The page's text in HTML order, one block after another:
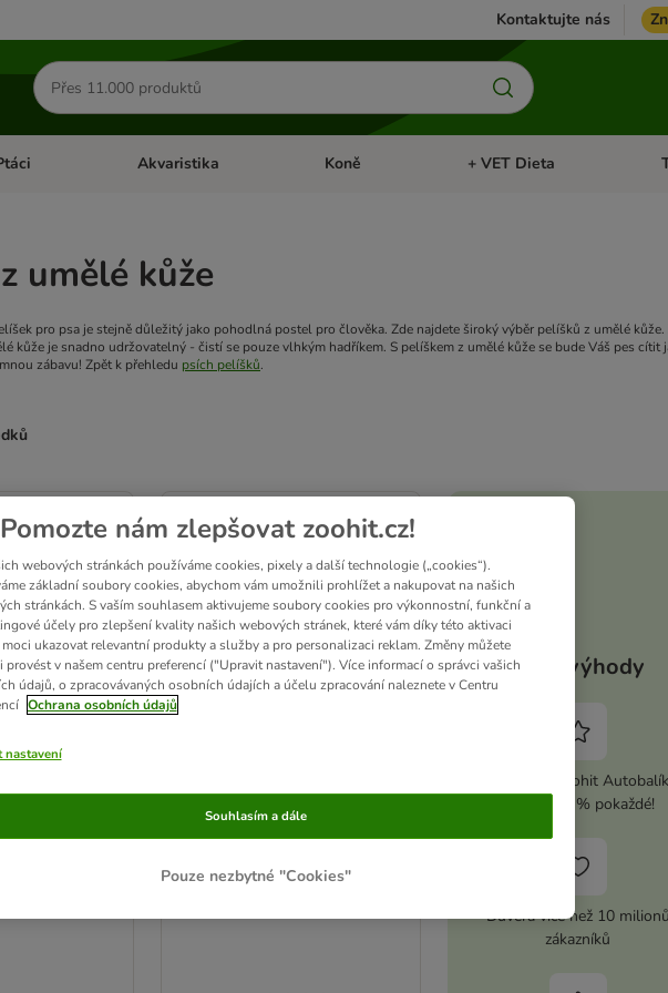
Kontaktujte nás
Hledat
produkty
menu: Malá zvířataOtevřít menu: Ptáci
Akvaristika Otevřít menu: Akvaristika
Koně Otevřít menu: Koně
+ VET Dieta
umělé kůže
pro psa je stejně důležitý jako pohodlná postel pro člověka. Zde najdete široký výběr pelíšků z umělé
kůže je snadno udržovatelný - čistí se pouze vlhkým hadříkem. S pelíškem z umělé kůže se bude Váš pes
zábavu! Zpět k přehledu psích pelíšků.
been changed
cm
3 možností
Vaše výhody
Aktivujte si zoohit
ušetřete 5 % pokaždé!
Důvěra více než 10 milionů
zákazníků
Pomozte nám zlepšovat zoohit.cz!
webových stránkách používáme cookies, pixely a další technologie („cookies“).
základní soubory cookies, abychom vám umožnili prohlížet a nakupovat na našich
stránkách. S vaším souhlasem aktivujeme soubory cookies pro výkonnostní, funkční a
účely pro zlepšení kvality našich webových stránek, které vám díky této aktivaci
ukazovat relevantní produkty a služby a pro personalizaci reklam. Změny můžete
provést v našem centru preferencí ("Upravit nastavení"). Více informací o správci vašich
údajů, o zpracovávaných osobních údajích a účelu zpracování naleznete v Centru
Ochrana osobních údajů
nastavení
Pouze nezbytné "Cookies"
Souhlasím a dále